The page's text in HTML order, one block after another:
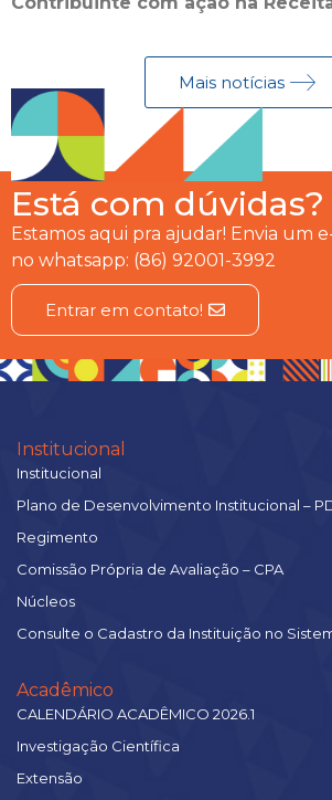
Mais notícias
Está com dúvidas?
Estamos aqui pra ajudar! Envia um
no whatsapp: (86) 92001-3992
Entrar em contato!
Institucional
Institucional
Plano de Desenvolvimento Institucional –
Regimento
Comissão Própria de Avaliação – CPA
Núcleos
Consulte o Cadastro da Instituição no
Acadêmico
CALENDÁRIO ACADÊMICO 2026.1
Investigação Científica
Extensão